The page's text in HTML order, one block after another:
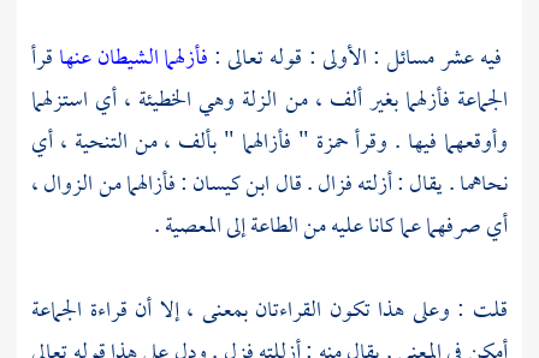
فيه عشر مسائل : الأولى : قوله تعالى :فأزلهما الشيطان عنهاقرأ
الجماعة فأزلهما بغير ألف ، من الزلة وهي الخطيئة ، أي استزلهما
وأوقعهما فيها . وقرأحمزة " فأزالهما " بألف ، من التنحية ، أي
نحاهما . يقال : أزلته فزال . قالابن كيسان: فأزالهما من الزوال ،
أي صرفهما عما كانا عليه من الطاعة إلى المعصية .
قلت : وعلى هذا تكون القراءتان بمعنى ، إلا أن قراءة الجماعة